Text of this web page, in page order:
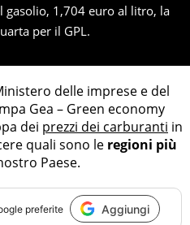
gasolio, 1,704 euro al litro, la
per il GPL.
delle imprese e del
Gea – Green economy
dei prezzi dei carburanti in
quali sono le regioni più
Paese.
preferite Aggiungi